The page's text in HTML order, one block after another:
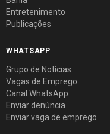
Entretenimento
Publicações
WHATSAPP
Grupo de Notícias
Vagas de Emprego
Canal WhatsApp
Enviar denúncia
Enviar vaga de emprego